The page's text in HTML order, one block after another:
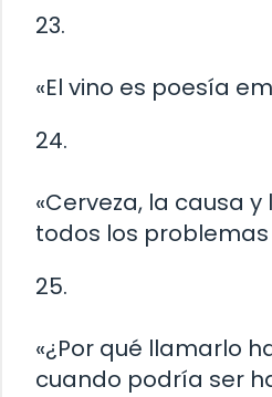
23.
«El vino es poesía
24.
«Cerveza, la causa
todos los
25.
«¿Por qué llamarlo
cuando podría ser